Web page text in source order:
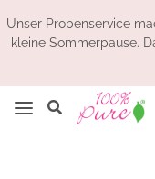
Unser Probenservice
kleine Sommerpause.